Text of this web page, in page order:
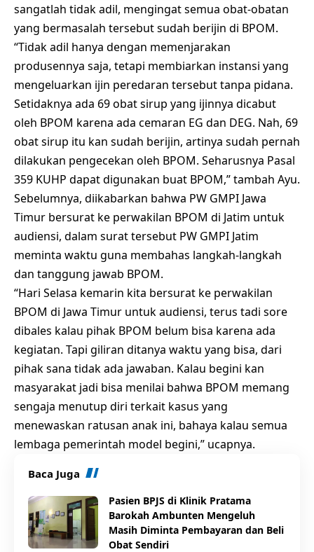
sangatlah tidak adil, mengingat semua obat-obatan
yang bermasalah tersebut sudah berijin di BPOM.
“Tidak adil hanya dengan memenjarakan
produsennya saja, tetapi membiarkan instansi yang
mengeluarkan ijin peredaran tersebut tanpa pidana.
Setidaknya ada 69 obat sirup yang ijinnya dicabut
oleh BPOM karena ada cemaran EG dan DEG. Nah, 69
obat sirup itu kan sudah berijin, artinya sudah pernah
dilakukan pengecekan oleh BPOM. Seharusnya Pasal
359 KUHP dapat digunakan buat BPOM,” tambah Ayu.
Sebelumnya, diikabarkan bahwa PW GMPI Jawa
Timur bersurat ke perwakilan BPOM di Jatim untuk
audiensi, dalam surat tersebut PW GMPI Jatim
meminta waktu guna membahas langkah-langkah
dan tanggung jawab BPOM.
“Hari Selasa kemarin kita bersurat ke perwakilan
BPOM di Jawa Timur untuk audiensi, terus tadi sore
dibales kalau pihak BPOM belum bisa karena ada
kegiatan. Tapi giliran ditanya waktu yang bisa, dari
pihak sana tidak ada jawaban. Kalau begini kan
masyarakat jadi bisa menilai bahwa BPOM memang
sengaja menutup diri terkait kasus yang
menewaskan ratusan anak ini, bahaya kalau semua
lembaga pemerintah model begini,” ucapnya.
Baca Juga
Pasien BPJS di Klinik Pratama
Barokah Ambunten Mengeluh
Masih Diminta Pembayaran dan Beli
Obat Sendiri